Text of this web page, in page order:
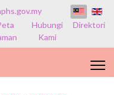
Hubungi
Kami
Direktori